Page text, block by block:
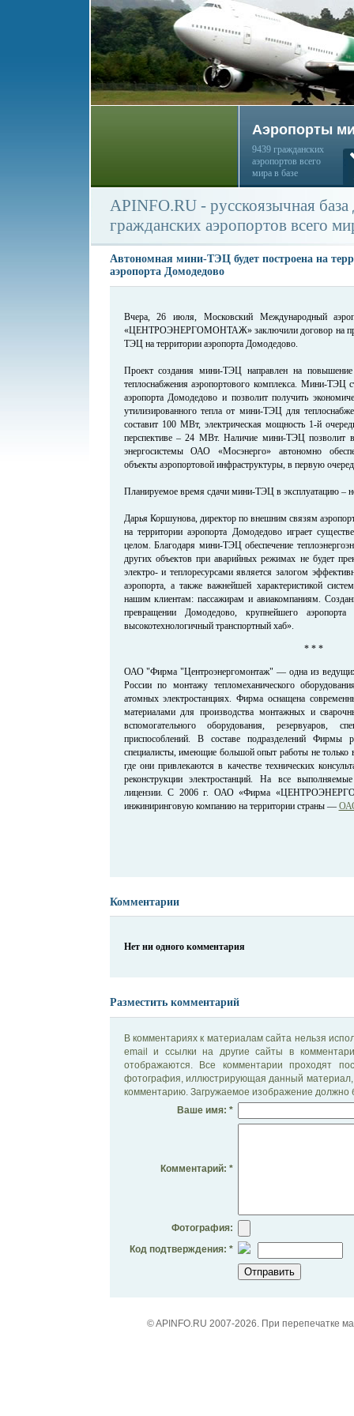
Аэропорты
9439 гражданских
аэропортов всего
мира в базе
APINFO.RU - русскоязычная
гражданских аэропортов всего
Автономная мини-ТЭЦ будет построена на
аэропорта Домодедово
Вчера, 26 июля, Московский Международный
«ЦЕНТРОЭНЕРГОМОНТАЖ» заключили договор на
ТЭЦ на территории аэропорта Домодедово.
Проект создания мини-ТЭЦ направлен на
теплоснабжения аэропортового комплекса. Мини-ТЭЦ
аэропорта Домодедово и позволит получить
утилизированного тепла от мини-ТЭЦ для
составит 100 МВт, электрическая мощность 1-й
перспективе – 24 МВт. Наличие мини-ТЭЦ позволит
энергосистемы ОАО «Мосэнерго» автономно
объекты аэропортовой инфраструктуры, в первую
Планируемое время сдачи мини-ТЭЦ в эксплуатацию –
Дарья Коршунова, директор по внешним связям
на территории аэропорта Домодедово играет
целом. Благодаря мини-ТЭЦ обеспечение
других объектов при аварийных режимах не будет
электро- и теплоресурсами является залогом
аэропорта, а также важнейшей характеристикой
нашим клиентам: пассажирам и авиакомпаниям.
превращении Домодедово, крупнейшего
высокотехнологичный транспортный хаб».
* * *
ОАО "Фирма "Центроэнергомонтаж" — одна из ведущих
России по монтажу тепломеханического
атомных электростанциях. Фирма оснащена
материалами для производства монтажных и
вспомогательного оборудования, резервуаров,
приспособлений. В составе подразделений Фирмы
специалисты, имеющие большой опыт работы не только
где они привлекаются в качестве технических
реконструкции электростанций. На все
лицензии. С 2006 г. ОАО «Фирма
инжиниринговую компанию на территории страны —
Комментарии
Нет ни одного комментария
Разместить комментарий
В комментариях к материалам сайта нельзя
email и ссылки на другие сайты в
отображаются. Все комментарии проходят
фотография, иллюстрирующая данный материал,
комментарию. Загружаемое изображение должно
Ваше имя: *
Комментарий: *
Фотография:
Код подтверждения: *
© APINFO.RU 2007-2026. При перепечатке